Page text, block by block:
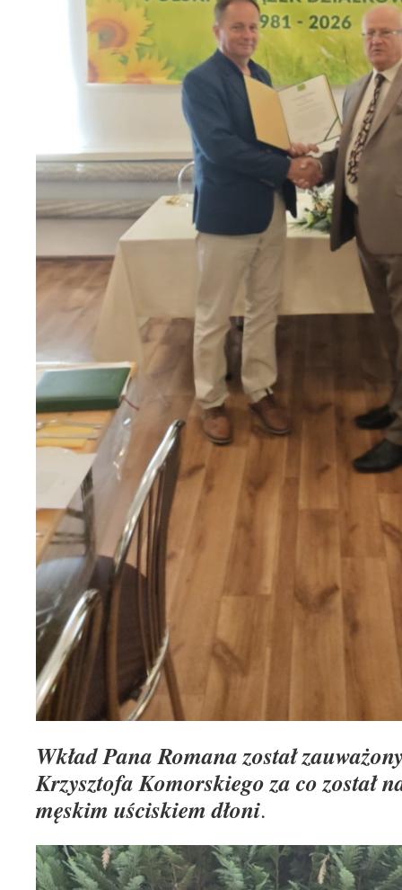
Wkład Pana Romana został
Krzysztofa Komorskiego za co został
męskim uściskiem dłoni.